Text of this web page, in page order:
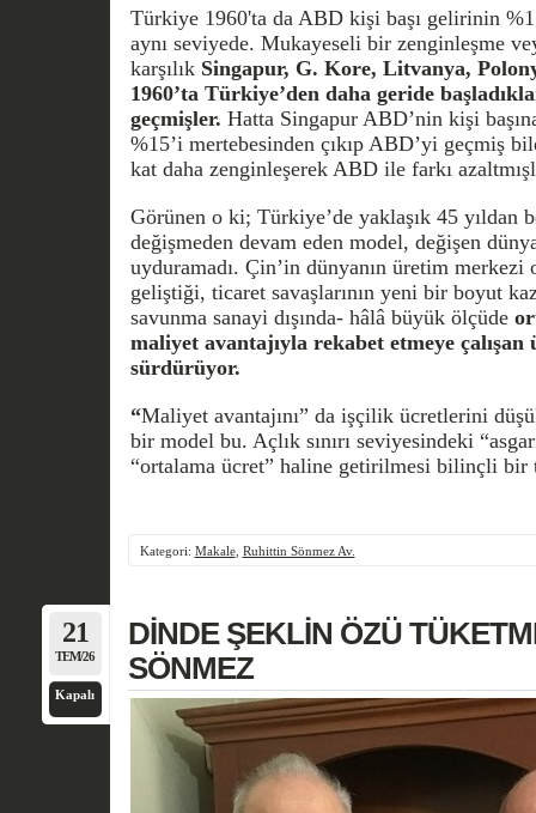
Türkiye 1960'ta da ABD kişi başı gelirinin
aynı seviyede. Mukayeseli bir zenginleşme
karşılık Singapur, G. Kore, Litvanya,
1960’ta Türkiye’den daha geride
geçmişler. Hatta Singapur ABD’nin kişi
%15’i mertebesinden çıkıp ABD’yi geçmiş
kat daha zenginleşerek ABD ile farkı
Görünen o ki; Türkiye’de yaklaşık 45 yıldan
değişmeden devam eden model, değişen
uyduramadı. Çin’in dünyanın üretim merkezi
geliştiği, ticaret savaşlarının yeni bir boyut
savunma sanayi dışında- hâlâ büyük ölçüde
maliyet avantajıyla rekabet etmeye çalışan
sürdürüyor.
“Maliyet avantajını” da işçilik ücretlerini
bir model bu. Açlık sınırı seviyesindeki
“ortalama ücret” haline getirilmesi bilinçli bir
Kategori: Makale, Ruhittin Sönmez Av.
21
TEM/26
Kapalı
DİNDE ŞEKLİN ÖZÜ
SÖNMEZ